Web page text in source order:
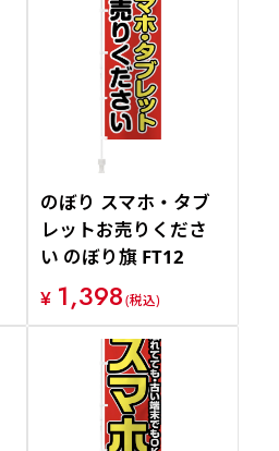
のぼり スマホ・タブ
レットお売りくださ
い のぼり旗 FT12
¥ 1,398(税込)